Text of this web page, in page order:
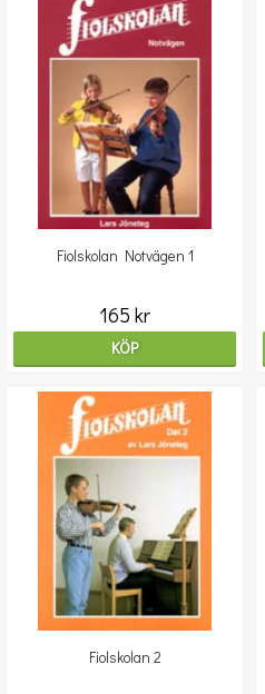
Fiolskolan Notvägen 1
165 kr
KÖP
Fiolskolan 2